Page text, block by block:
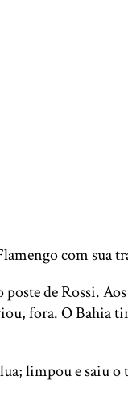
com sua
de Rossi. Aos
fora. O Bahia
limpou e saiu